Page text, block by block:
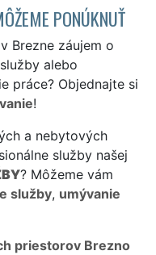
PONÚKNUŤ
Brezne záujem o
alebo
práce? Objednajte si
!
a nebytových
služby našej
? Môžeme vám
služby, umývanie
priestorov Brezno